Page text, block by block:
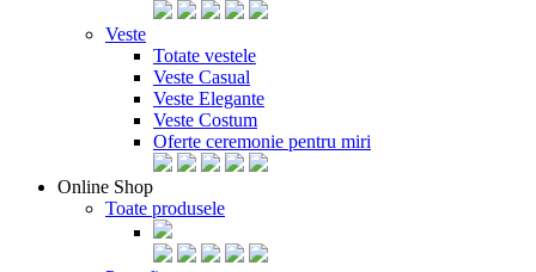
Veste
Totate vestele
Veste Casual
Veste Elegante
Veste Costum
Oferte ceremonie pentru miri
Online Shop
Toate produsele